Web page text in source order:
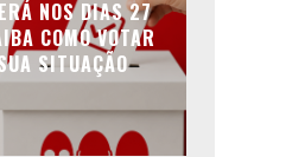
NOS DIAS 27
COMO VOTAR
SITUAÇÃO